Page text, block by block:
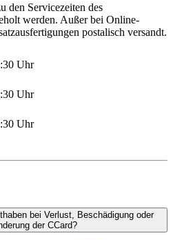
den Servicezeiten des
werden. Außer bei Online-
postalisch versandt.
Uhr
Uhr
Uhr
bei Verlust, Beschädigung oder
der CCard?